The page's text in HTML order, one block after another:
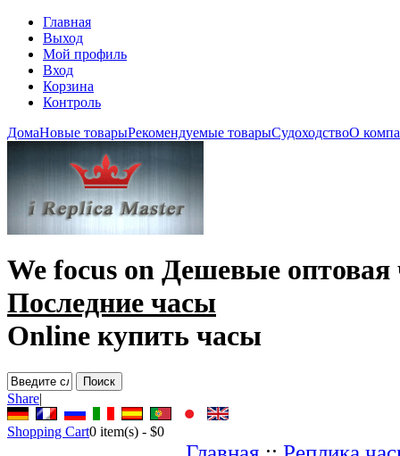
Главная
Выход
Мой профиль
Вход
Корзина
Контроль
ДомаНовые товарыРекомендуемые товарыСудоходствоО
We focus on Дешевые оптовая
Последние часы
Online купить часы
Share|
Shopping Cart0 item(s) - $0